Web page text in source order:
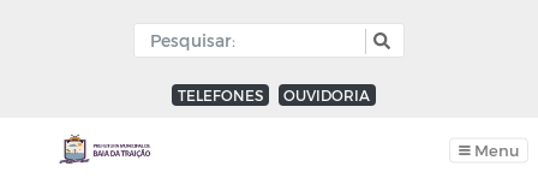
TELEFONES OUVIDORIA
Menu